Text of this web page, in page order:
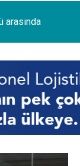
başlayan